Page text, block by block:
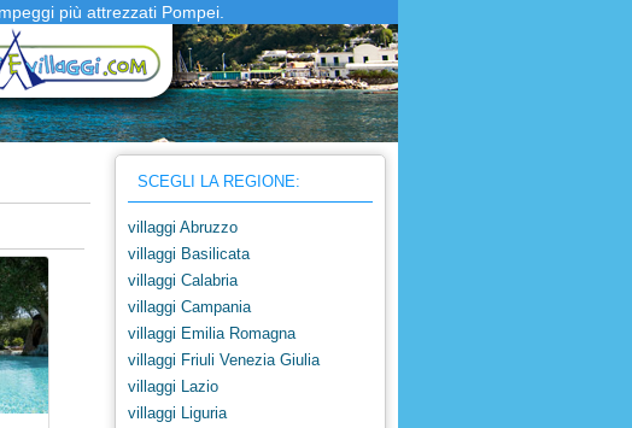
più attrezzati Pompei.
SCEGLI LA REGIONE:
villaggi Abruzzo
villaggi Basilicata
villaggi Calabria
villaggi Campania
villaggi Emilia Romagna
villaggi Friuli Venezia Giulia
villaggi Lazio
villaggi Liguria